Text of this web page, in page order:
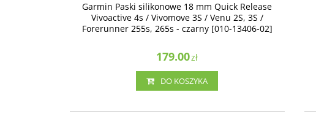
Garmin Paski silikonowe 18 mm Quick Release
Vivoactive 4s / Vivomove 3S / Venu 2S, 3S /
Forerunner 255s, 265s - czarny [010-13406-02]
179.00zł
DO KOSZYKA